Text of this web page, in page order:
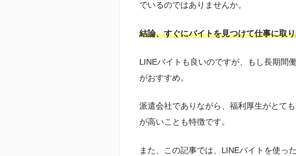
でいるのではありませんか。
結論、すぐにバイトを見つけて仕事に取
LINEバイトも良いのですが、もし長期間
がおすすめ。
派遣会社でありながら、福利厚生がとて
が高いことも特徴です。
また、この記事では、LINEバイトを使っ